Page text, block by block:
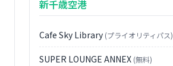
新千歳空港
Cafe Sky Library (プライオリティパス)
SUPER LOUNGE ANNEX (無料)